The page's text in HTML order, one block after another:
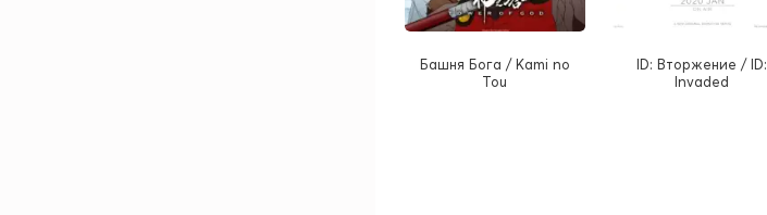
Башня Бога / Kami no
Tou
ID: Вторжение / ID:
Invaded